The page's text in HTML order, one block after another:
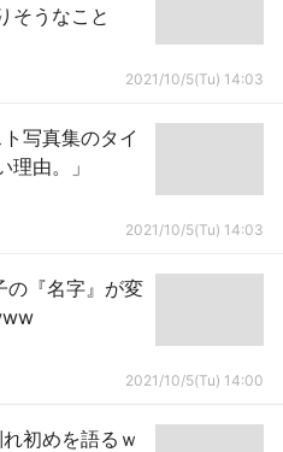
そうなこと
2021/10/5(Tu) 14:03
写真集のタイ
理由。」
2021/10/5(Tu) 14:03
の『名字』が変
2021/10/5(Tu) 14:00
初めを語るｗ